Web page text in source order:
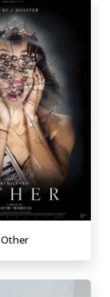
Other